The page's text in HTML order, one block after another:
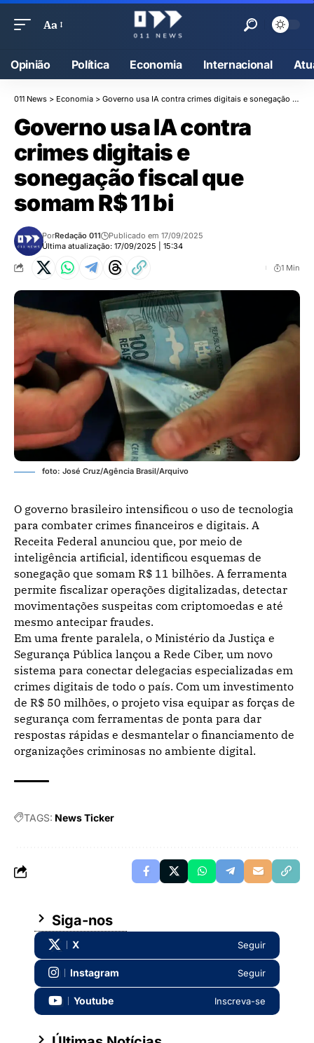
Aa
Opinião Política Economia Internacional
011 News > Economia > Governo usa IA contra crimes digitais e sonegação fiscal que somam R$ 11 bi
Governo usa IA contra
crimes digitais e
sonegação fiscal que
somam R$ 11 bi
Última atualização: 17/09/2025 | 15:34
PorRedação 011 Publicado em 17/09/2025
1 Min
foto: José Cruz/Agência Brasil/Arquivo
O governo brasileiro intensificou o uso de tecnologia
para combater crimes financeiros e digitais. A
Receita Federal anunciou que, por meio de
inteligência artificial, identificou esquemas de
sonegação que somam R$ 11 bilhões. A ferramenta
permite fiscalizar operações digitalizadas, detectar
movimentações suspeitas com criptomoedas e até
mesmo antecipar fraudes.
Em uma frente paralela, o Ministério da Justiça e
Segurança Pública lançou a Rede Ciber, um novo
sistema para conectar delegacias especializadas em
crimes digitais de todo o país. Com um investimento
de R$ 50 milhões, o projeto visa equipar as forças de
segurança com ferramentas de ponta para dar
respostas rápidas e desmantelar o financiamento de
organizações criminosas no ambiente digital.
TAGS: News Ticker
Siga-nos
X Seguir
Instagram Seguir
Youtube Inscreva-se